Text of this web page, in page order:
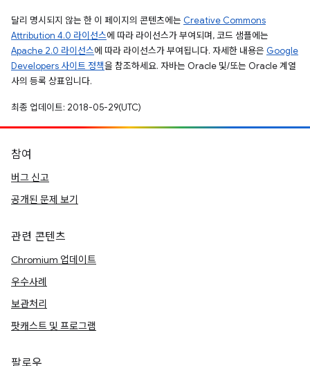
달리 명시되지 않는 한 이 페이지의 콘텐츠에는 Creative Commons
Attribution 4.0 라이선스에 따라 라이선스가 부여되며, 코드 샘플에는
Apache 2.0 라이선스에 따라 라이선스가 부여됩니다. 자세한 내용은 Google
Developers 사이트 정책을 참조하세요. 자바는 Oracle 및/또는 Oracle 계열
사의 등록 상표입니다.
최종 업데이트: 2018-05-29(UTC)
참여
버그 신고
공개된 문제 보기
관련 콘텐츠
Chromium 업데이트
우수사례
보관처리
팟캐스트 및 프로그램